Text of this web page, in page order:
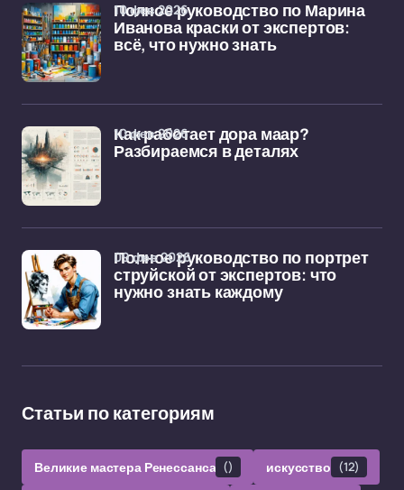
Полное руководство по Марина
Иванова краски от экспертов:
всё, что нужно знать
10 фев 2026
Как работает дора маар?
Разбираемся в деталях
10 фев 2026
Полное руководство по портрет
струйской от экспертов: что
нужно знать каждому
09 фев 2026
Статьи по категориям
Великие мастера Ренессанса () искусство (12)